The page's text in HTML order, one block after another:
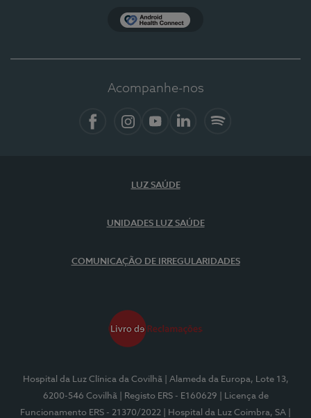
Acompanhe-nos
LUZ SAÚDE
UNIDADES LUZ SAÚDE
COMUNICAÇÃO DE IRREGULARIDADES
Hospital da Luz Clínica da Covilhã
| Alameda da Europa, Lote 13,
6200-546 Covilhã
| Registo ERS - E160629
| Licença de
Funcionamento ERS - 21370/2022
| Hospital da Luz Coimbra, SA